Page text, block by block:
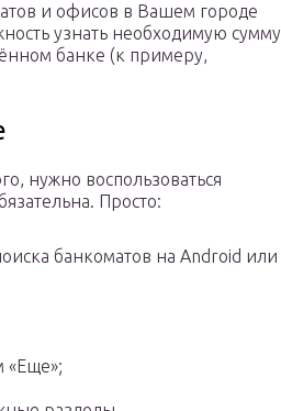
и офисов в Вашем городе
узнать необходимую сумму
банке (к примеру,
нужно воспользоваться
Просто:
банкоматов на Android или
«Еще»;